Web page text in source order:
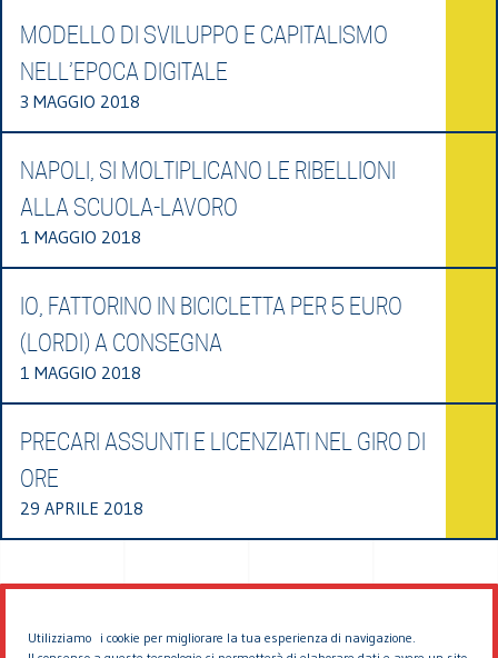
Utilizziamo i cookie per migliorare la tua esperienza di navigazione.
MODELLO DI SVILUPPO E CAPITALISMO
NELL’EPOCA DIGITALE
3 MAGGIO 2018
NAPOLI, SI MOLTIPLICANO LE RIBELLIONI
ALLA SCUOLA-LAVORO
1 MAGGIO 2018
IO, FATTORINO IN BICICLETTA PER 5 EURO
(LORDI) A CONSEGNA
1 MAGGIO 2018
PRECARI ASSUNTI E LICENZIATI NEL GIRO DI
ORE
29 APRILE 2018